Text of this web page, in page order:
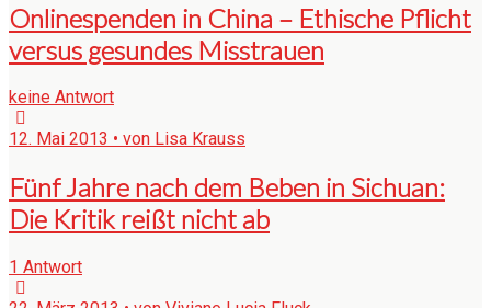
Onlinespenden in China – Ethische Pflicht
versus gesundes Misstrauen
keine Antwort
12. Mai 2013 • von Lisa Krauss
Fünf Jahre nach dem Beben in Sichuan:
Die Kritik reißt nicht ab
1 Antwort